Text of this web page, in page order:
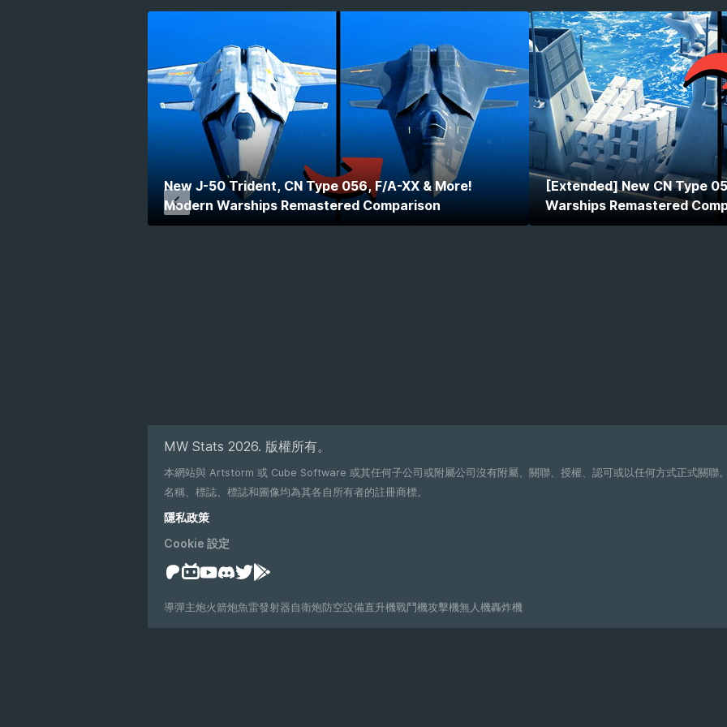
New J-50 Trident, CN Type 056, F/A-XX & More!
Modern Warships Remastered Comparison
[Extended] New CN Type
Warships Remastered
MW Stats 2026. 版權所有。
本網站與 Artstorm 或 Cube Software 或其任何子公司或附屬公司沒有附屬、關聯、授權、認可或以任何方式正式關聯。 Modern Warships 的名稱以及任何相
名稱、標誌、標誌和圖像均為其各自所有者的註冊商標。
隱私政策
Cookie 設定
導彈主炮火箭炮魚雷發射器自衛炮防空設備直升機戰鬥機攻擊機無人機轟炸機